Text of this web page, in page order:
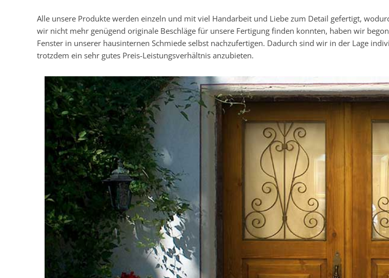
Alle unsere Produkte werden einzeln und mit viel Handarbeit und Liebe zum Detail gefertigt,
wir nicht mehr genügend originale Beschläge für unsere Fertigung finden konnten, haben wir
Fenster in unserer hausinternen Schmiede selbst nachzufertigen. Dadurch sind wir in der Lage
trotzdem ein sehr gutes Preis-Leistungsverhältnis anzubieten.